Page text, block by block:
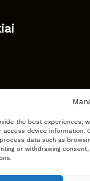
the best experiences,
access device information.
data such as
or withdrawing